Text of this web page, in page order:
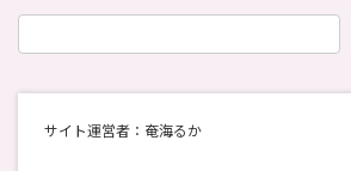
サイト運営者：奄海るか